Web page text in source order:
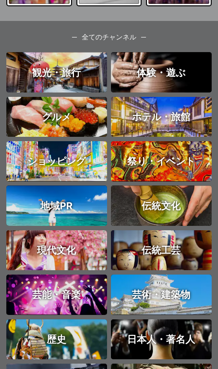
全てのチャンネル
観光・旅行 体験・遊ぶ
グルメ ホテル・旅館
ショッピング 祭り・イベント
地域PR 伝統文化
現代文化 伝統工芸
芸能・音楽 芸術・建築物
歴史 日本人・著名人